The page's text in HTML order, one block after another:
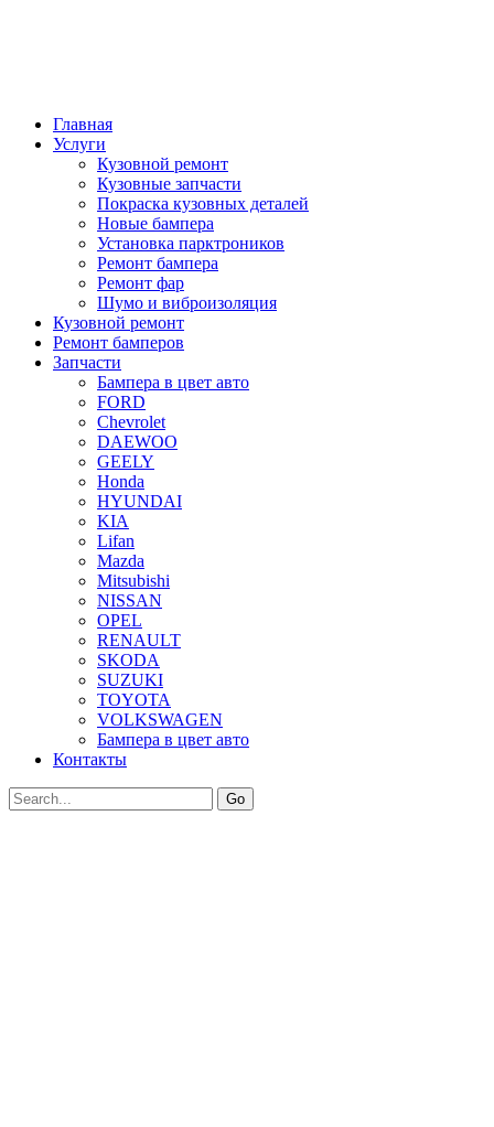
Главная
Услуги
Кузовной ремонт
Кузовные запчасти
Покраска кузовных деталей
Новые бампера
Установка парктроников
Ремонт бампера
Ремонт фар
Шумо и виброизоляция
Кузовной ремонт
Ремонт бамперов
Запчасти
Бампера в цвет авто
FORD
Chevrolet
DAEWOO
GEELY
Honda
HYUNDAI
KIA
Lifan
Mazda
Mitsubishi
NISSAN
OPEL
RENAULT
SKODA
SUZUKI
TOYOTA
VOLKSWAGEN
Бампера в цвет авто
Контакты